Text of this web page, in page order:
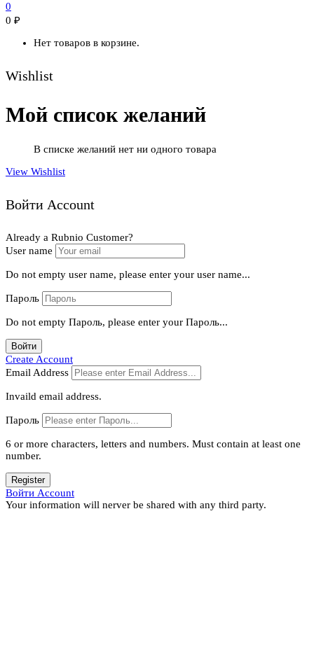
0
0 ₽
Нет товаров в корзине.
Wishlist
Мой список желаний
В списке желаний нет ни одного товара
View Wishlist
Войти Account
Already a Rubnio Customer?
User name
Do not empty user name, please enter your user name...
Пароль
Do not empty Пароль, please enter your Пароль...
Войти
Create Account
Email Address
Invaild email address.
Пароль
6 or more characters, letters and numbers. Must contain at least one
number.
Register
Войти Account
Your information will nerver be shared with any third party.